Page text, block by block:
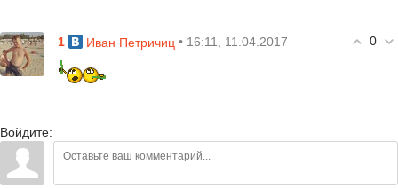
0
1 Иван Петричиц • 16:11, 11.04.2017
Войдите: